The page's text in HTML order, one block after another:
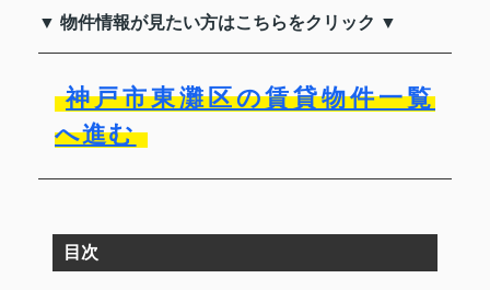
▼ 物件情報が見たい方はこちらをクリック ▼
神戸市東灘区の賃貸物件一覧
へ進む
目次